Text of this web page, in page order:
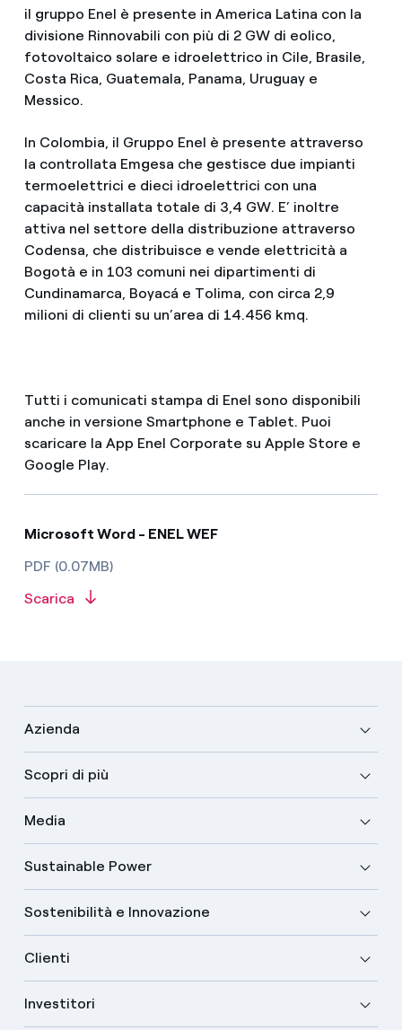
il gruppo Enel è presente in America Latina con la
divisione Rinnovabili con più di 2 GW di eolico,
fotovoltaico solare e idroelettrico in Cile, Brasile,
Costa Rica, Guatemala, Panama, Uruguay e
Messico.
In Colombia, il Gruppo Enel è presente attraverso
la controllata Emgesa che gestisce due impianti
termoelettrici e dieci idroelettrici con una
capacità installata totale di 3,4 GW. E’ inoltre
attiva nel settore della distribuzione attraverso
Codensa, che distribuisce e vende elettricità a
Bogotà e in 103 comuni nei dipartimenti di
Cundinamarca, Boyacá e Tolima, con circa 2,9
milioni di clienti su un’area di 14.456 kmq.
Tutti i comunicati stampa di Enel sono disponibili
anche in versione Smartphone e Tablet. Puoi
scaricare la App Enel Corporate su Apple Store e
Google Play.
Microsoft Word - ENEL WEF
PDF (0.07MB)
Scarica
Azienda
Scopri di più
Media
Sustainable Power
Sostenibilità e Innovazione
Clienti
Investitori